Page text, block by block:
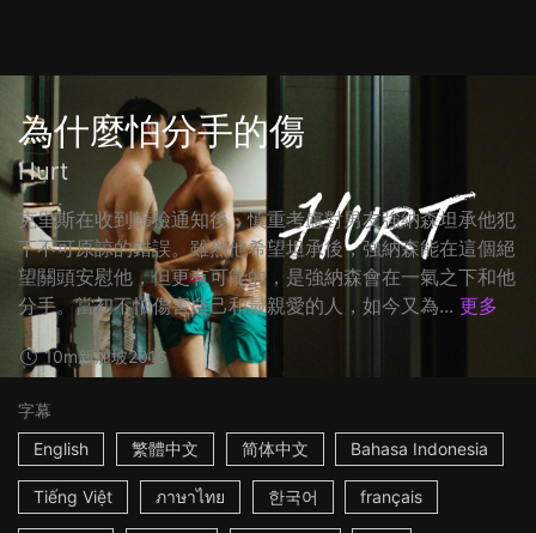
為什麼怕分手的傷
Hurt
克里斯在收到篩檢通知後，慎重考慮對男友強納森坦承他犯
下不可原諒的錯誤。雖然他希望坦承後，強納森能在這個絕
望關頭安慰他，但更有可能的，是強納森會在一氣之下和他
分手。當初不怕傷害自己和最親愛的人，如今又為... 更多
10m新加坡2016
字幕
English
繁體中文 简体中文 Bahasa Indonesia
Tiếng Việt ภาษาไทย 한국어 français